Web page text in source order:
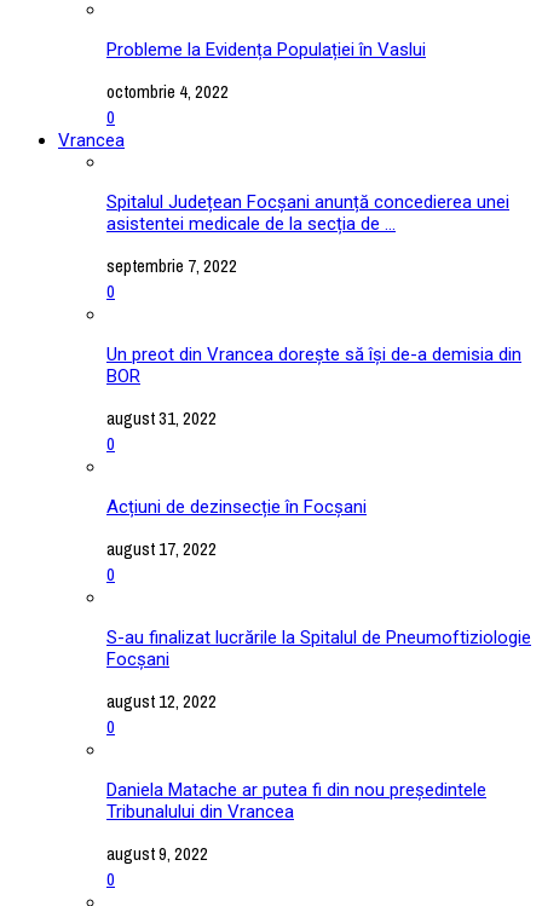
Probleme la Evidența Populației în Vaslui
octombrie 4, 2022
0
Vrancea
Spitalul Județean Focșani anunță concedierea unei
asistentei medicale de la secția de ...
septembrie 7, 2022
0
Un preot din Vrancea dorește să își de-a demisia din
BOR
august 31, 2022
0
Acțiuni de dezinsecție în Focșani
august 17, 2022
0
S-au finalizat lucrările la Spitalul de Pneumoftiziologie
Focșani
august 12, 2022
0
Daniela Matache ar putea fi din nou președintele
Tribunalului din Vrancea
august 9, 2022
0